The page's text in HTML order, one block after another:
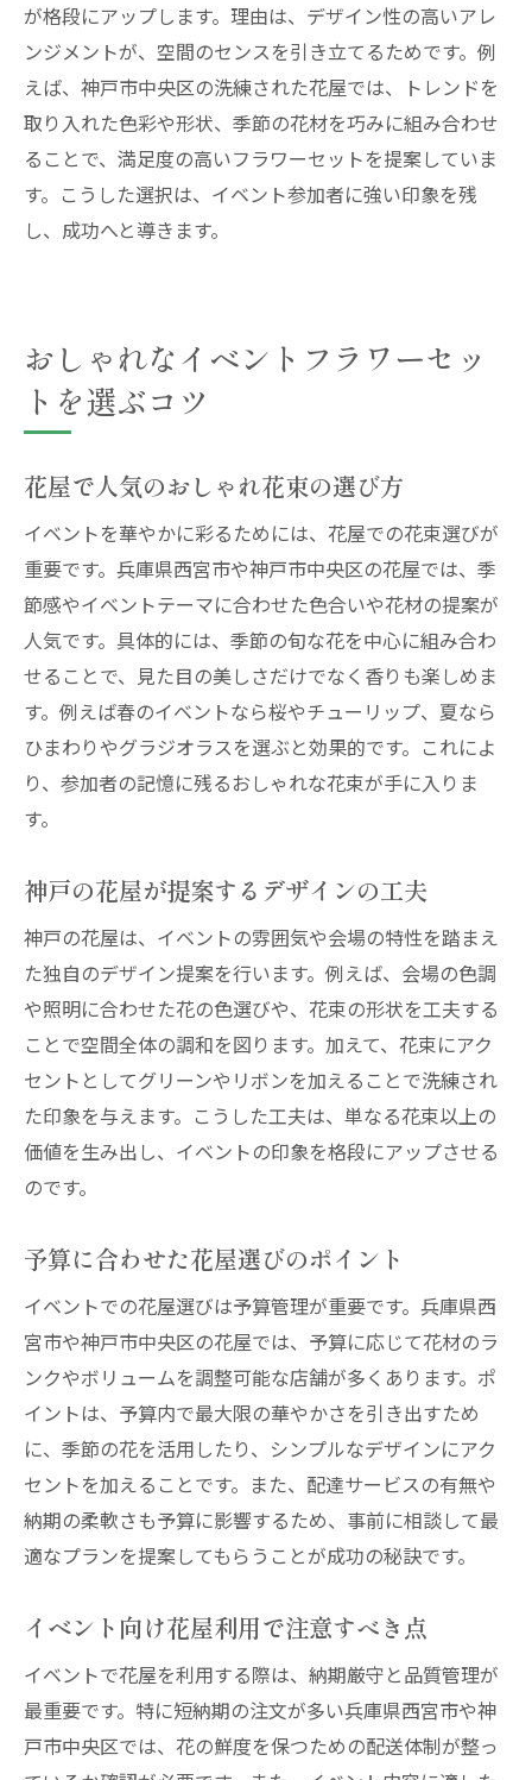
が格段にアップします。理由は、デザイン性の高いアレ
ンジメントが、空間のセンスを引き立てるためです。例
えば、神戸市中央区の洗練された花屋では、トレンドを
取り入れた色彩や形状、季節の花材を巧みに組み合わせ
ることで、満足度の高いフラワーセットを提案していま
す。こうした選択は、イベント参加者に強い印象を残
し、成功へと導きます。
おしゃれなイベントフラワーセッ
トを選ぶコツ
花屋で人気のおしゃれ花束の選び方
イベントを華やかに彩るためには、花屋での花束選びが
重要です。兵庫県西宮市や神戸市中央区の花屋では、季
節感やイベントテーマに合わせた色合いや花材の提案が
人気です。具体的には、季節の旬な花を中心に組み合わ
せることで、見た目の美しさだけでなく香りも楽しめま
す。例えば春のイベントなら桜やチューリップ、夏なら
ひまわりやグラジオラスを選ぶと効果的です。これによ
り、参加者の記憶に残るおしゃれな花束が手に入りま
す。
神戸の花屋が提案するデザインの工夫
神戸の花屋は、イベントの雰囲気や会場の特性を踏まえ
た独自のデザイン提案を行います。例えば、会場の色調
や照明に合わせた花の色選びや、花束の形状を工夫する
ことで空間全体の調和を図ります。加えて、花束にアク
セントとしてグリーンやリボンを加えることで洗練され
た印象を与えます。こうした工夫は、単なる花束以上の
価値を生み出し、イベントの印象を格段にアップさせる
のです。
予算に合わせた花屋選びのポイント
イベントでの花屋選びは予算管理が重要です。兵庫県西
宮市や神戸市中央区の花屋では、予算に応じて花材のラ
ンクやボリュームを調整可能な店舗が多くあります。ポ
イントは、予算内で最大限の華やかさを引き出すため
に、季節の花を活用したり、シンプルなデザインにアク
セントを加えることです。また、配達サービスの有無や
納期の柔軟さも予算に影響するため、事前に相談して最
適なプランを提案してもらうことが成功の秘訣です。
イベント向け花屋利用で注意すべき点
イベントで花屋を利用する際は、納期厳守と品質管理が
最重要です。特に短納期の注文が多い兵庫県西宮市や神
戸市中央区では、花の鮮度を保つための配送体制が整っ